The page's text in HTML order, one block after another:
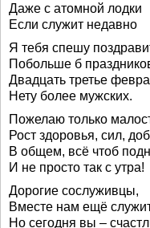
Даже с атомной лодки
Если служит недавно
Я тебя спешу
Побольше б
Двадцать третье
Нету более мужских.
Пожелаю только
Рост здоровья, сил,
В общем, всё чтоб
И не просто так с утра!
Дорогие сослуживцы,
Вместе нам ещё
Но сегодня вы –